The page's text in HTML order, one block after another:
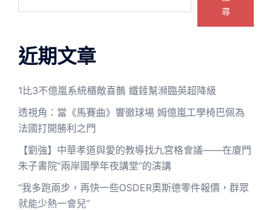
尋
近期文章
1比3不億嵐系統櫃敵喜鵲 鐵錘幫瀕臨英超降級
透視角：當《馬賽曲》響徹球場 姆億嵐工學椅巴佩為
法國打開勝利之門
【劉強】中華孝道與愛的教導找九宮格會議——在廈門
朱子書院“兩岸國學年夜講堂”的演講
“我多跑兩步，再快一些OSDER奧斯德零件報價，群眾
就能少熱一會兒”